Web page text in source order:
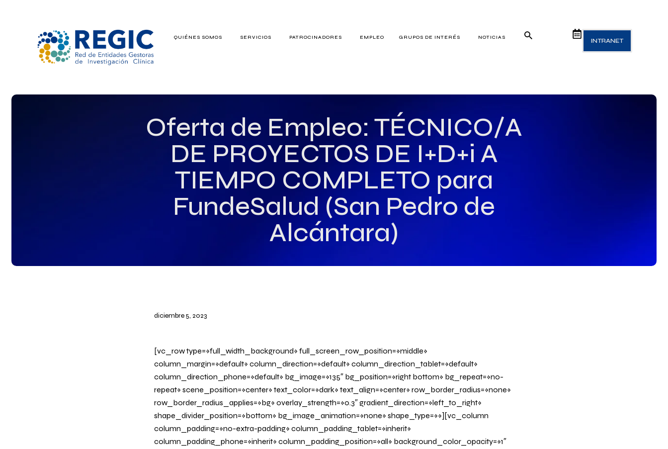
QUIÉNES SOMOS SERVICIOS PATROCINADORES EMPLEO GRUPOS DE INTERÉS NOTICIAS INTRANET
Oferta de Empleo: TÉCNICO/A
DE PROYECTOS DE I+D+i A
TIEMPO COMPLETO para
FundeSalud (San Pedro de
Alcántara)
QUIÉNES SOMOS
SERVICIOS
EMPLEO
GRUPOS DE INTERÉS
diciembre 5, 2023
[vc_row type=»full_width_background» full_screen_row_position=»middle»
column_margin=»default» column_direction=»default» column_direction_tablet=»default»
column_direction_phone=»default» bg_image=»135″ bg_position=»right bottom» bg_repeat=»no-
repeat» scene_position=»center» text_color=»dark» text_align=»center» row_border_radius=»none»
row_border_radius_applies=»bg» overlay_strength=»0.3″ gradient_direction=»left_to_right»
shape_divider_position=»bottom» bg_image_animation=»none» shape_type=»»][vc_column
column_padding=»no-extra-padding» column_padding_tablet=»inherit»
column_padding_phone=»inherit» column_padding_position=»all» background_color_opacity=»1″